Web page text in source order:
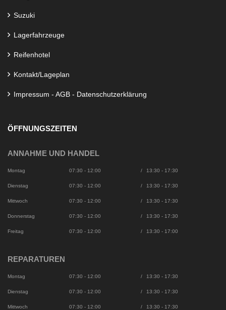
Suzuki
Lagerfahrzeuge
Reifenhotel
Kontakt/Lageplan
Impressum - AGB - Datenschutzerklärung
ÖFFNUNGSZEITEN
ANNAHME UND HANDEL
Montag 07:30 - 12:00 / 13:30 - 17:30
Dienstag 07:30 - 12:00 / 13:30 - 17:30
Mittwoch 07:30 - 12:00 / 13:30 - 17:30
Donnerstag 07:30 - 12:00 / 13:30 - 17:30
Freitag 07:30 - 12:00 / 13:30 - 17:00
REPARATUREN
Montag 07:30 - 12:00 / 13:30 - 17:30
Dienstag 07:30 - 12:00 / 13:30 - 17:30
Mittwoch 07:30 - 12:00 / 13:30 - 17:30